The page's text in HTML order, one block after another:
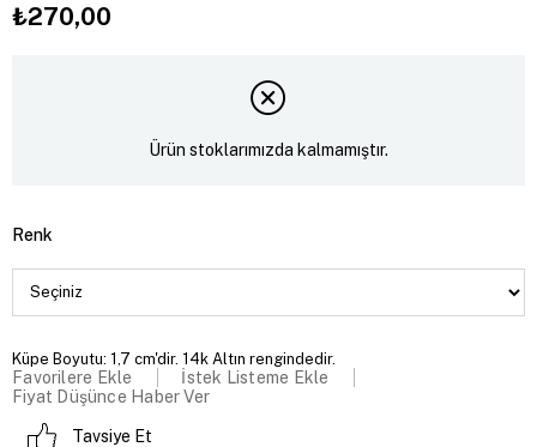
₺270,00
Ürün stoklarımızda kalmamıştır.
Renk
Küpe Boyutu: 1,7 cm'dir. 14k Altın rengindedir.
Favorilere Ekle
İstek Listeme Ekle
Fiyat Düşünce Haber Ver
Tavsiye Et